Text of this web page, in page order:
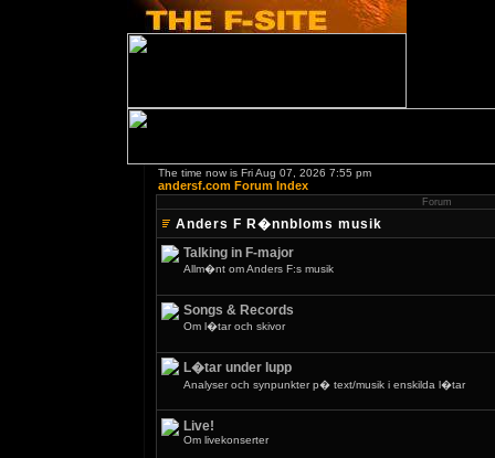
The time now is Fri Aug 07, 2026 7:55 pm
andersf.com Forum Index
Forum
Anders F R�nnbloms musik
Talking in F-major
Allm�nt om Anders F:s musik
Songs & Records
Om l�tar och skivor
L�tar under lupp
Analyser och synpunkter p� text/musik i enskilda l�tar
Live!
Om livekonserter